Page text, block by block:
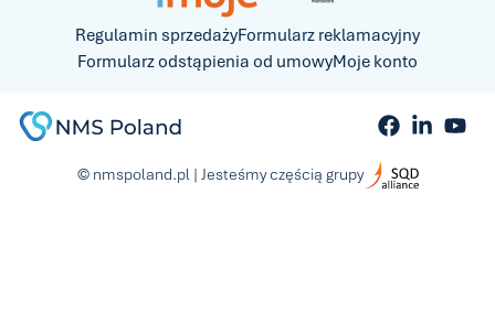
Regulamin sprzedażyFormularz reklamacyjny
Formularz odstąpienia od umowyMoje konto
© nmspoland.pl | Jesteśmy częścią grupy